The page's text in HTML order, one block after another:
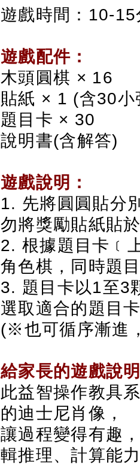
遊戲時間：10-15
遊戲配件：
木頭圓棋 × 16
貼紙 × 1 (含30小
題目卡 × 30
說明書(含解答)
遊戲說明：
1. 先將圓圓貼分
勿將獎勵貼紙貼
2. 根據題目卡﹝
角色棋，同時題
3. 題目卡以1至3
選取適合的題目
(※也可循序漸進
給家長的遊戲說
此益智操作教具
的迪士尼肖像，
讓過程變得有趣
輯推理、計算能